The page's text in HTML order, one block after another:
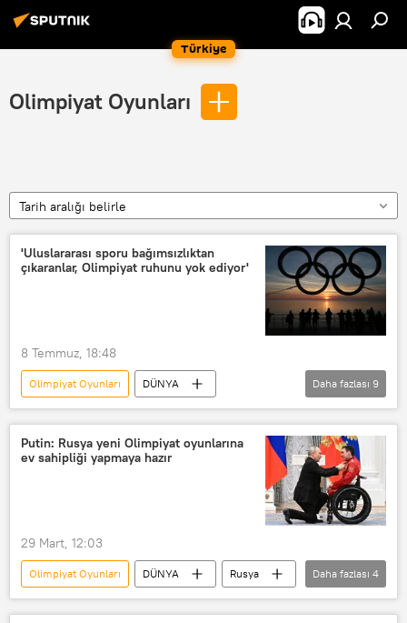
Türkiye
Olimpiyat Oyunları
Tarih aralığı belirle
'Uluslararası sporu bağımsızlıktan
çıkaranlar, Olimpiyat ruhunu yok ediyor'
8 Temmuz, 18:48
Olimpiyat Oyunları
DÜNYA
Donald Trump
ABD
Batı
Rusya
Uluslararası Olimpiyat Komitesi (IOC)
Daha fazlası 9
Putin: Rusya yeni Olimpiyat oyunlarına
ev sahipliği yapmaya hazır
29 Mart, 12:03
Olimpiyat Oyunları DÜNYA
Rusya
Soçi Kış Olimpiyatları
Daha fazlası 4